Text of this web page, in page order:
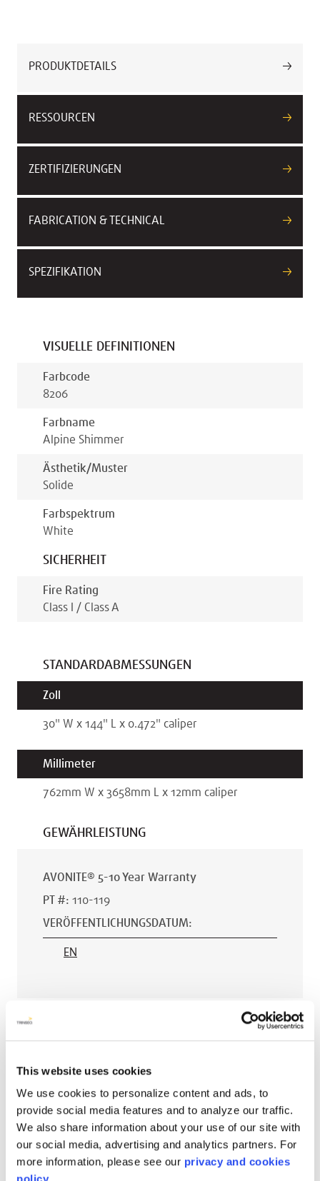
This website uses cookies
We use cookies to personalize content and ads, to
provide social media features and to analyze our traffic.
We also share information about your use of our site with
our social media, advertising and analytics partners. For
more information, please see our privacy and cookies
PRODUKTDETAILS
RESSOURCEN
ZERTIFIZIERUNGEN
FABRICATION & TECHNICAL
SPEZIFIKATION
VISUELLE DEFINITIONEN
Farbcode
8206
Farbname
Alpine Shimmer
Ästhetik/muster
Solide
Farbspektrum
White
SICHERHEIT
Fire Rating
Class I / Class A
STANDARDABMESSUNGEN
Zoll
30" W x 144" L x 0.472" caliper
Millimeter
762mm W x 3658mm L x 12mm caliper
GEWÄHRLEISTUNG
AVONITE® 5-10 Year Warranty
PT #: 110-119
VERÖFFENTLICHUNGSDATUM:
EN
VERÖFFENTLICHUNGSDATUM
AVONITE® 10 YEAR ADVANC3